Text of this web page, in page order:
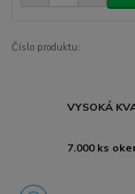
Číslo produktu:
VYSOKÁ
7.000 ks